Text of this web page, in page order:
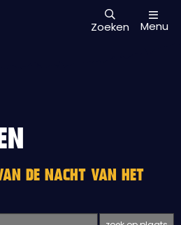
Zoeken Menu
DE NACHT VAN HET